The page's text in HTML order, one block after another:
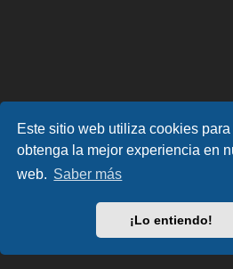
Este sitio web utiliza cookies
obtenga la mejor experiencia en
web. Saber más
¡Lo entiendo!